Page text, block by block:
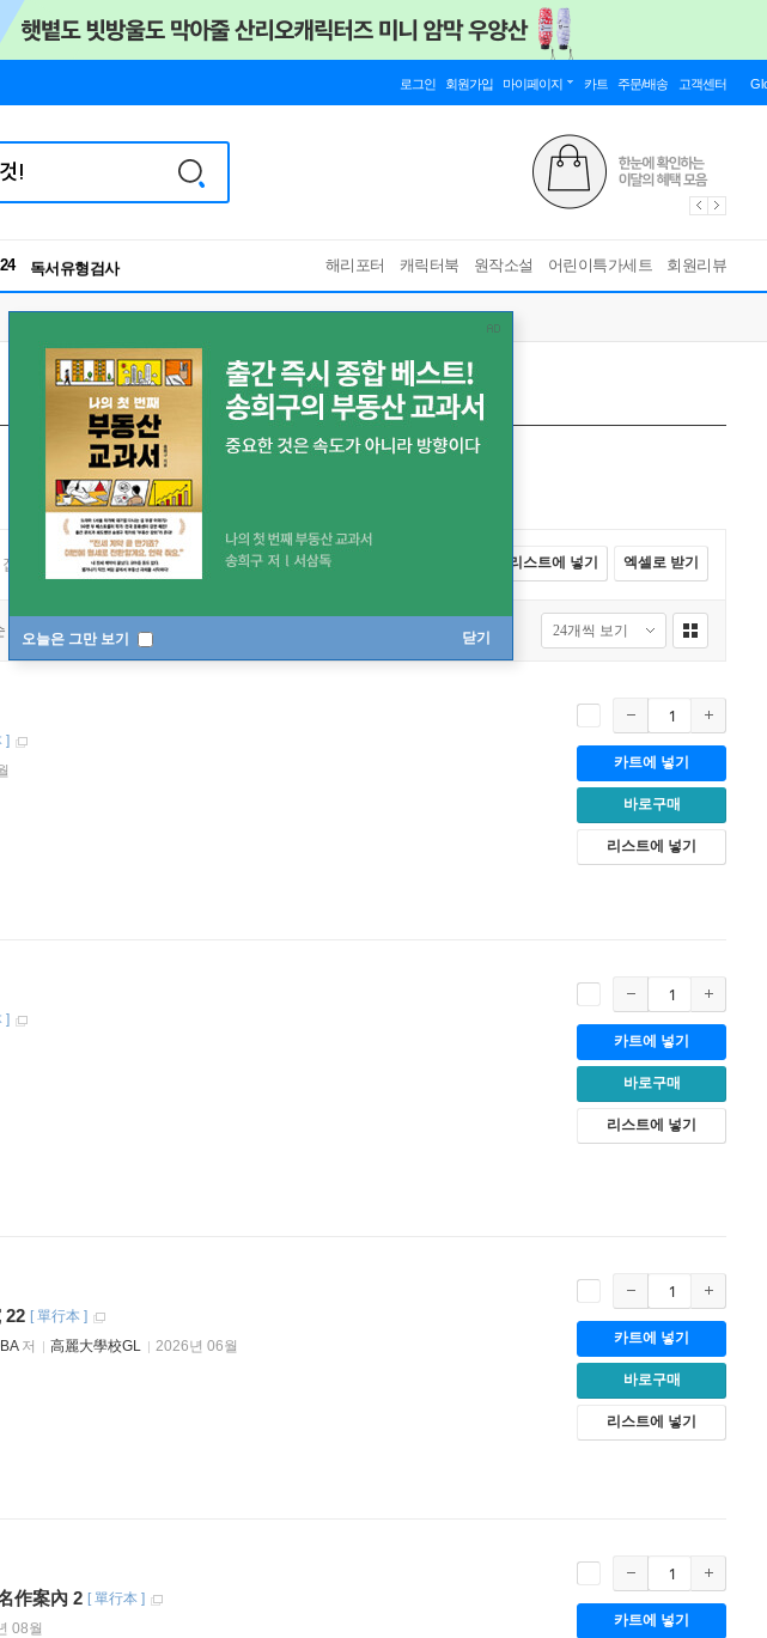
로그인 회원가입 마이페이지 카트 주문/배송 고객센터
독서유형검사
RBTI Lab
독서유형검사
해리포터 캐릭터북 원작소설 어린이특가세트 회원리뷰
오늘은 그만 보기 닫기
계됩니다. 전체선택 카트에 넣기 리스트에 넣기 엑셀로 받기
]
카트에 넣기
바로구매
리스트에 넣기
]
카트에 넣기
바로구매
리스트에 넣기
22 [單行本 ]
저 高麗大學校GL 2026년 06월 카트에 넣기
바로구매
리스트에 넣기
作案內 2 [單行本 ]
08월 카트에 넣기